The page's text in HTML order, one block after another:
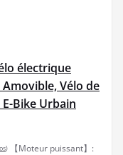
électrique
Vélo de
Bike Urbain
)
【Moteur puissant】: